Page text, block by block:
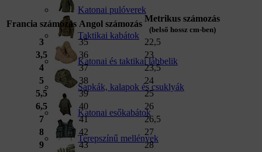
Katonai pulóverek
Taktikai kabátok
Katonai és taktikai lábbelik
Sapkák, kalapok és csuklyák
Katonai esőkabátok
Terepszínű mellények
Francia számozás Angol számozás
Metrikus számozás
(belső hossz cm-ben)
3 35
22,5
3,5
36
23
4
37
23,5
5
38
24
5,5
39
25
6,5
40
26
7
41
26,5
8
42
27
9
43
28